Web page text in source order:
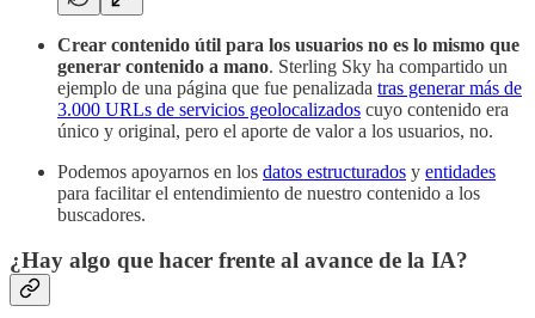
Crear contenido útil para los usuarios no es lo mismo que
generar contenido a mano. Sterling Sky ha compartido un
ejemplo de una página que fue penalizada tras generar más de
3.000 URLs de servicios geolocalizados cuyo contenido era
único y original, pero el aporte de valor a los usuarios, no.
Podemos apoyarnos en los datos estructurados y entidades
para facilitar el entendimiento de nuestro contenido a los
buscadores.
¿Hay algo que hacer frente al avance de la IA?